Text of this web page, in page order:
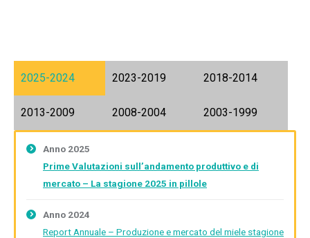
2025-2024 2023-2019 2018-2014
2013-2009 2008-2004 2003-1999
Anno 2025
Prime Valutazioni sull’andamento produttivo e di
mercato – La stagione 2025 in pillole
Anno 2024
Report Annuale – Produzione e mercato del miele stagione